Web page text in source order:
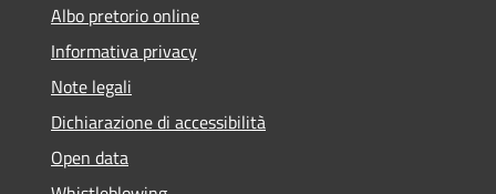
Albo pretorio online
Informativa privacy
Note legali
Dichiarazione di accessibilità
Open data